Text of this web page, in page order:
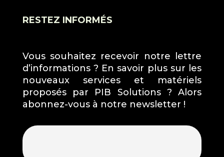
RESTEZ INFORMÉS
Vous souhaitez recevoir notre lettre
d’informations ? En savoir plus sur les
nouveaux services et matériels
proposés par PIB Solutions ? Alors
abonnez-vous à notre newsletter !